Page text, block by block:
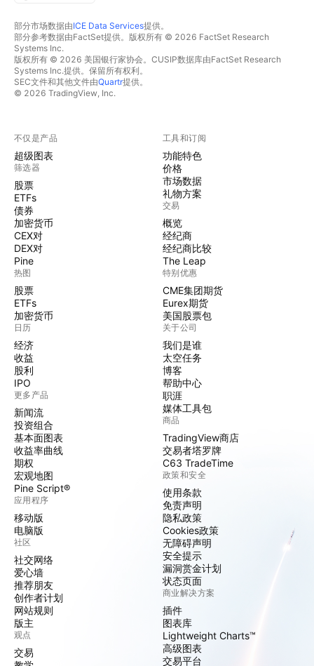
部分市场数据由ICE Data Services提供。
部分参考数据由FactSet提供。版权所有 © 2026 FactSet Research
Systems Inc.
版权所有 © 2026 美国银行家协会。CUSIP数据库由FactSet Research
Systems Inc.提供。保留所有权利。
SEC文件和其他文件由Quartr提供。
© 2026 TradingView, Inc.
不仅是产品
超级图表
筛选器
股票
ETFs
债券
加密货币
CEX对
DEX对
Pine
热图
股票
ETFs
加密货币
日历
经济
收益
股利
IPO
更多产品
新闻流
投资组合
基本面图表
收益率曲线
期权
宏观地图
Pine Script®
应用程序
移动版
电脑版
社区
社交网络
爱心墙
推荐朋友
创作者计划
网站规则
版主
观点
交易
工具和订阅
功能特色
价格
市场数据
礼物方案
交易
概览
经纪商
经纪商比较
The Leap
特别优惠
CME集团期货
Eurex期货
美国股票包
关于公司
我们是谁
太空任务
博客
帮助中心
职涯
媒体工具包
商品
TradingView商店
交易者塔罗牌
C63 TradeTime
政策和安全
使用条款
免责声明
隐私政策
Cookies政策
无障碍声明
安全提示
漏洞赏金计划
状态页面
商业解决方案
插件
图表库
Lightweight Charts™
高级图表
交易平台